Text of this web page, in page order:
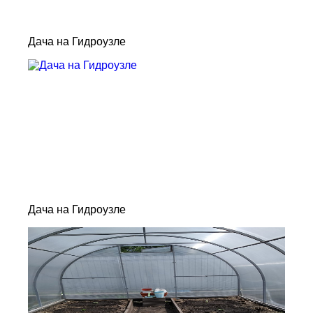
Дача на Гидроузле
Дача на Гидроузле